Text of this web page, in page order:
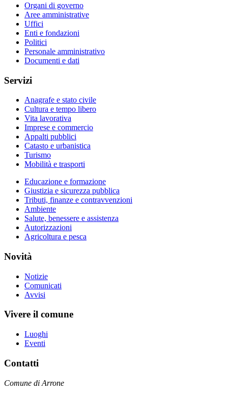
Organi di governo
Aree amministrative
Uffici
Enti e fondazioni
Politici
Personale amministrativo
Documenti e dati
Servizi
Anagrafe e stato civile
Cultura e tempo libero
Vita lavorativa
Imprese e commercio
Appalti pubblici
Catasto e urbanistica
Turismo
Mobilità e trasporti
Educazione e formazione
Giustizia e sicurezza pubblica
Tributi, finanze e contravvenzioni
Ambiente
Salute, benessere e assistenza
Autorizzazioni
Agricoltura e pesca
Novità
Notizie
Comunicati
Avvisi
Vivere il comune
Luoghi
Eventi
Contatti
Comune di Arrone